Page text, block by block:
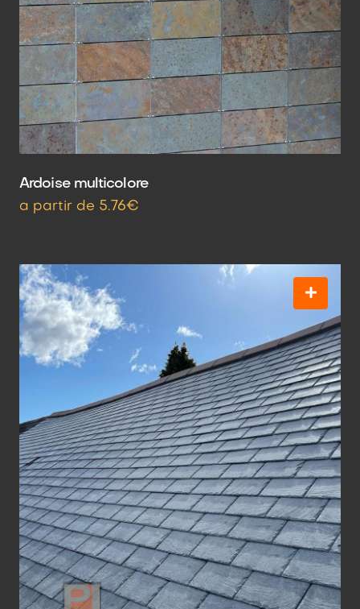
Ardoise multicolore
a partir de 5.76€